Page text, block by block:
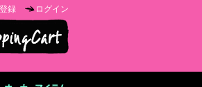
ログイン
録